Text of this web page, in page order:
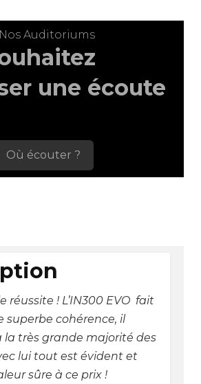
Nos Auditoriums
une écoute
Où écouter ?
réussite ! L’IN300 EVO fait
superbe cohérence, il
la très grande majorité des
lui tout est évident et
sûre à ce prix !